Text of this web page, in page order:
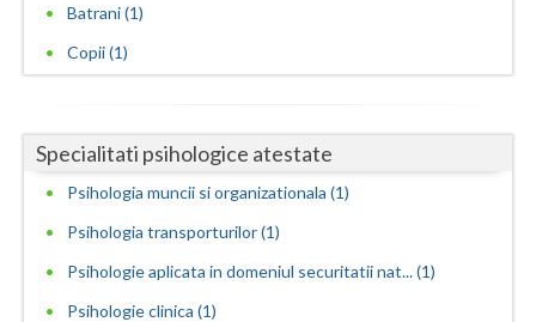
Teleorman
Valcea
Batrani (1)
Copii (1)
Specialitati psihologice atestate
Psihologia muncii si organizationala (1)
Psihologia transporturilor (1)
Psihologie aplicata in domeniul securitatii nat... (1)
Psihologie clinica (1)